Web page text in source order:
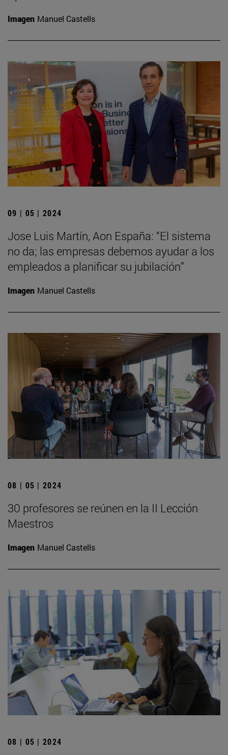
Imagen Manuel Castells
09 | 05 | 2024
Jose Luis Martín, Aon España: “El sistema
no da; las empresas debemos ayudar a los
empleados a planificar su jubilación”
Imagen Manuel Castells
08 | 05 | 2024
30 profesores se reúnen en la II Lección
Maestros
Imagen Manuel Castells
08 | 05 | 2024